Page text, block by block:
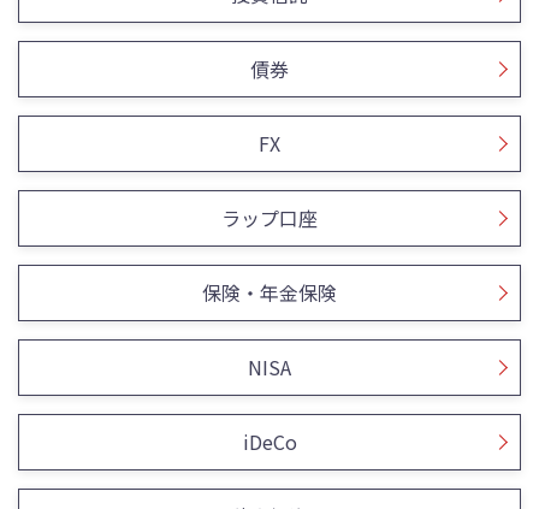
債券
FX
ラップ口座
保険・年金保険
NISA
iDeCo